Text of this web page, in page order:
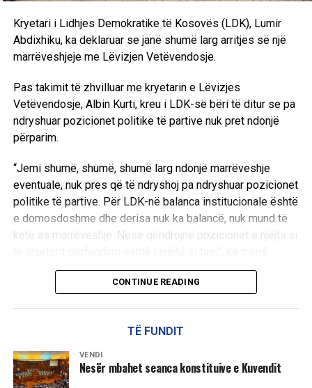
Kryetari i Lidhjes Demokratike të Kosovës (LDK), Lumir
Abdixhiku, ka deklaruar se janë shumë larg arritjes së një
marrëveshjeje me Lëvizjen Vetëvendosje.
Pas takimit të zhvilluar me kryetarin e Lëvizjes
Vetëvendosje, Albin Kurti, kreu i LDK-së bëri të ditur se pa
ndryshuar pozicionet politike të partive nuk pret ndonjë
përparim.
“Jemi shumë, shumë, shumë larg ndonjë marrëveshje
eventuale, nuk pres që të ndryshoj pa ndryshuar pozicionet
politike të partive. Për LDK-në balanca institucionale është
e domosdoshme dhe derisa nuk ka balancë, nuk mund të
ketë as marrëveshje. Nëse qëndrojnë pozicionet e njëjta si
Abdixhiku.
shkon drejt një rruge pa zgjidhje afatgjatë.
“Qëllimi i LDK ka qenë të gjendet zgjidhja, jo të merremi
kush kë po e mund, po e mashtron, po e vonon. Në këtë
CONTINUE READING
TË FUNDIT
VENDI
Nesër mbahet seanca konstituive e Kuvendit